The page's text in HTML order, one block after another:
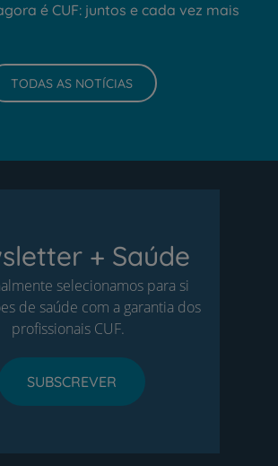
é CUF: juntos e cada vez mais
TODAS AS NOTÍCIAS
+ Saúde
selecionamos para si
de saúde com a garantia dos
profissionais CUF.
SUBSCREVER